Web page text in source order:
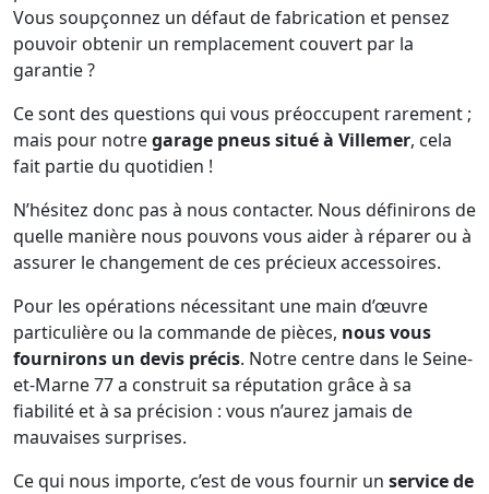
Vous soupçonnez un défaut de fabrication et pensez
pouvoir obtenir un remplacement couvert par la
garantie ?
Ce sont des questions qui vous préoccupent rarement ;
mais pour notregarage pneus situé à Villemer, cela
fait partie du quotidien !
N’hésitez donc pas à nous contacter. Nous définirons de
quelle manière nous pouvons vous aider à réparer ou à
assurer le changement de ces précieux accessoires.
Pour les opérations nécessitant une main d’œuvre
particulière ou la commande de pièces, nous vous
fournirons un devis précis. Notre centre dans le Seine-
et-Marne 77 a construit sa réputation grâce à sa
fiabilité et à sa précision : vous n’aurez jamais de
mauvaises surprises.
Ce qui nous importe, c’est de vous fournir un service de